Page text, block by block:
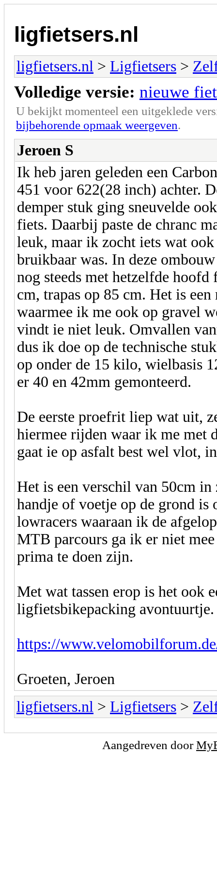
ligfietsers.nl
ligfietsers.nl > Ligfietsers >
Volledige versie: nieuwe
U bekijkt momenteel een uitgeklede
bijbehorende opmaak weergeven.
Jeroen S
Ik heb jaren geleden een
451 voor 622(28 inch) achter.
demper stuk ging sneuvelde
fiets. Daarbij paste de chranc
leuk, maar ik zocht iets wat
bruikbaar was. In deze
nog steeds met hetzelfde
cm, trapas op 85 cm. Het is
waarmee ik me ook op gravel
vindt ie niet leuk. Omvallen
dus ik doe op de technische
op onder de 15 kilo, wielbasis
er 40 en 42mm gemonteerd.
De eerste proefrit liep wat uit,
hiermee rijden waar ik me met
gaat ie op asfalt best wel vlot,
Het is een verschil van 50cm
handje of voetje op de grond is
lowracers waaraan ik de
MTB parcours ga ik er niet
prima te doen zijn.
Met wat tassen erop is het ook
ligfietsbikepacking
https://
Groeten, Jeroen
ligfietsers.nl > Ligfietsers >
Aangedreven door